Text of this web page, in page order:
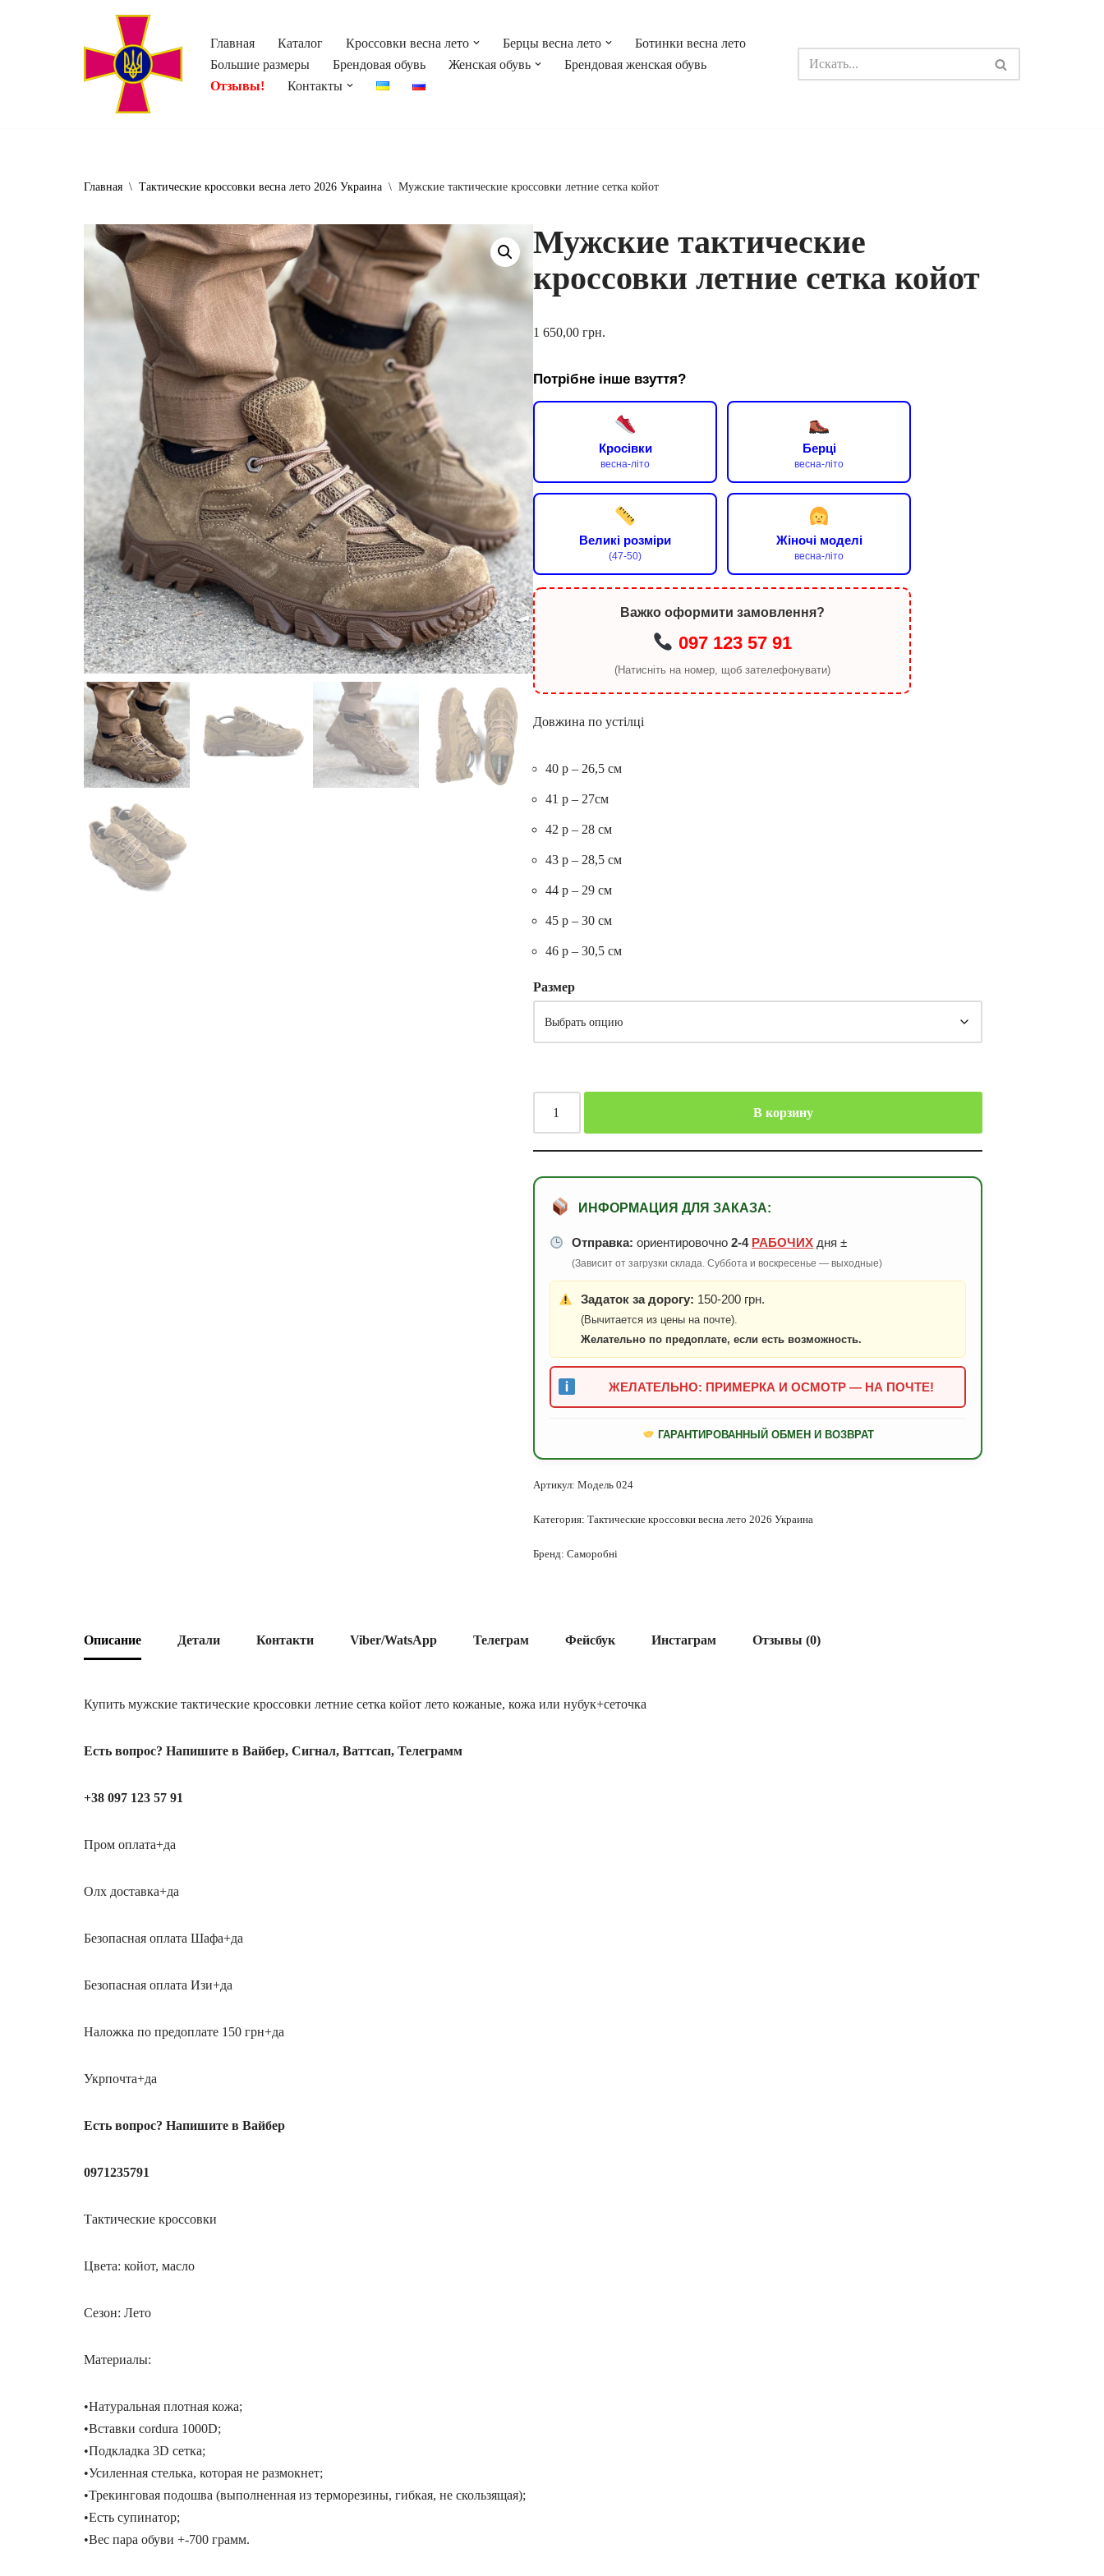
Главная Каталог Кроссовки весна лето Берцы весна лето
Ботинки весна лето
Большие размеры
Брендовая обувь Женская обувь
Брендовая женская обувь
Отзывы!
Контакты
Главная \ Тактические кроссовки весна лето 2026 Украина \ Мужские тактические кроссовки летние сетка койот
Мужские тактические
кроссовки летние сетка койот
1 650,00грн.
Потрібне інше взуття?
Кросівки
весна-літо
Берці
весна-літо
Великі розміри
(47-50)
Жіночі моделі
весна-літо
Важко оформити замовлення?
097 123 57 91
(Натисніть на номер, щоб зателефонувати)
Довжина по устілці
40 р – 26,5 см
41 р – 27см
42 р – 28 см
43 р – 28,5 см
44 р – 29 см
45 р – 30 см
46 р – 30,5 см
Размер
В корзину
ИНФОРМАЦИЯ ДЛЯ ЗАКАЗА:
Отправка: ориентировочно2-4 РАБОЧИХ дня ±
(Зависит от загрузки склада. Суббота и воскресенье — выходные)
Задаток за дорогу: 150-200 грн.
(Вычитается из цены на почте).
Желательно по предоплате, если есть возможность.
ЖЕЛАТЕЛЬНО: ПРИМЕРКА И ОСМОТР — НА ПОЧТЕ!
ГАРАНТИРОВАННЫЙ ОБМЕН И ВОЗВРАТ
Артикул:Модель 024
Категория:Тактические кроссовки весна лето 2026 Украина
Бренд:Саморобні
Описание Детали Контакти Viber/WatsApp Телеграм Фейсбук Инстаграм Отзывы (0)
Купить мужские тактические кроссовки летние сетка койот лето кожаные, кожа или нубук+сеточка
Есть вопрос? Напишите в Вайбер, Сигнал, Ваттсап, Телеграмм
+38 097 123 57 91
Пром оплата+да
Олх доставка+да
Безопасная оплата Шафа+да
Безопасная оплата Изи+да
Наложка по предоплате 150 грн+да
Укрпочта+да
Есть вопрос? Напишите в Вайбер
0971235791
Тактические кроссовки
Цвета: койот, масло
Сезон: Лето
Материалы:
•Натуральная плотная кожа;
•Вставки cordura 1000D;
•Подкладка 3D сетка;
•Усиленная стелька, которая не размокнет;
•Трекинговая подошва (выполненная из терморезины, гибкая, не скользящая);
•Есть супинатор;
•Вес пара обуви +-700 грамм.